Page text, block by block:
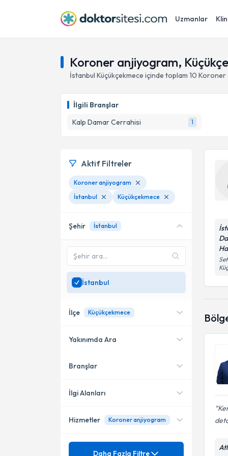
Uzmanlar
Koroner anjiyogram,
İstanbul Küçükçekmece içinde toplam 10 Koroner
İlgili Branşlar
Kalp Damar Cerrahisi
1
Aktif Filtreler
Koroner anjiyogram
İstanbul
Küçükçekmece
Şehir İstanbul
İstanbul
İlçe Küçükçekmece
Kadıköy
Ataşehir
Yakınımda Ara
Konumuma yakın uzmanları
Branşlar
Kalp Damar Cerrahisi
İlgi Alanları
Asendan Aort Anevrizması
Hizmetler Koroner anjiyogram
Ünvan
Daha Fazla Filtre